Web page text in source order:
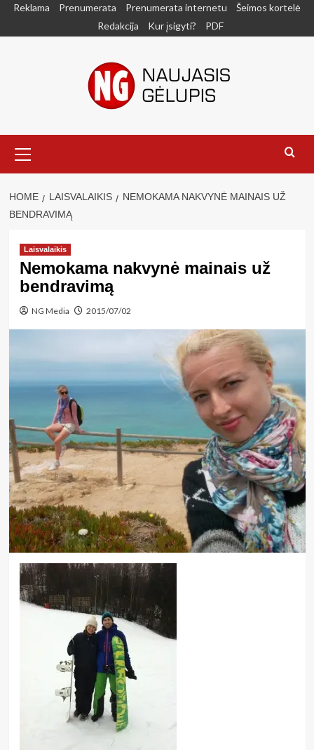
SkipReklama Prenumerata Prenumerata internetu
Šeimos kortelė
Redakcija
Kur įsigyti? PDF
Menu
HOME LAISVALAIKIS
NEMOKAMA NAKVYNĖ MAINAIS UŽ
BENDRAVIMĄ
Laisvalaikis
Nemokama nakvynė mainais už
bendravimą
NG Media 2015/07/02